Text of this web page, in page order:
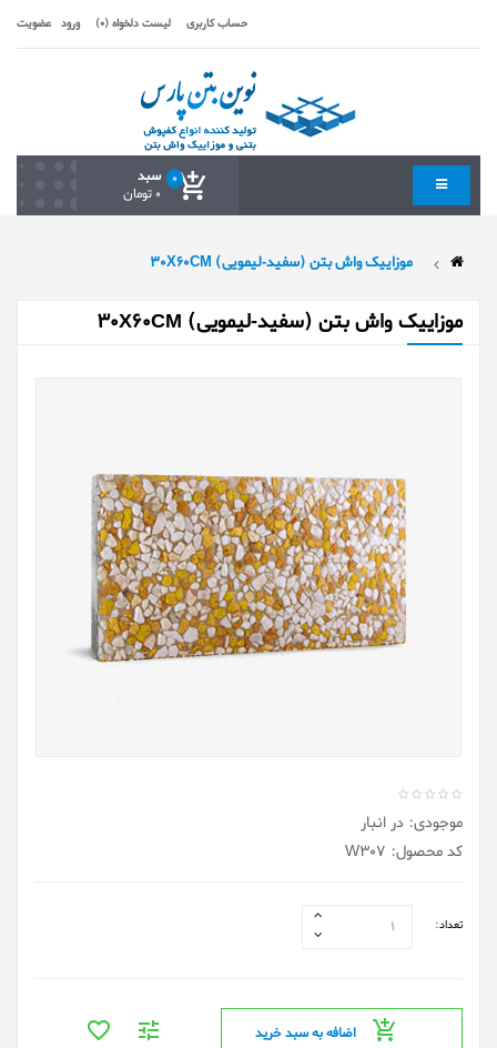
حساب کاربری لیست دلخواه (0) ورود عضویت
سبد 0
0 تومان
موزاییک واش بتن (سفید-لیمویی) 30X60CM
موزاییک واش بتن (سفید-لیمویی) 30X60CM
موجودی: در انبار
کد محصول: W307
تعداد:
اضافه به سبد خرید